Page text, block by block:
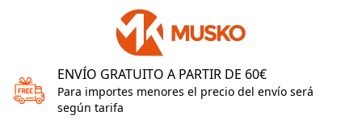
ENVÍO GRATUITO A PARTIR DE 60€
Para importes menores el precio del envío será
según tarifa